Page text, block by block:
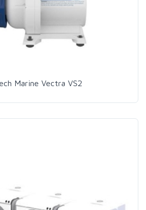
Marine Vectra VS2